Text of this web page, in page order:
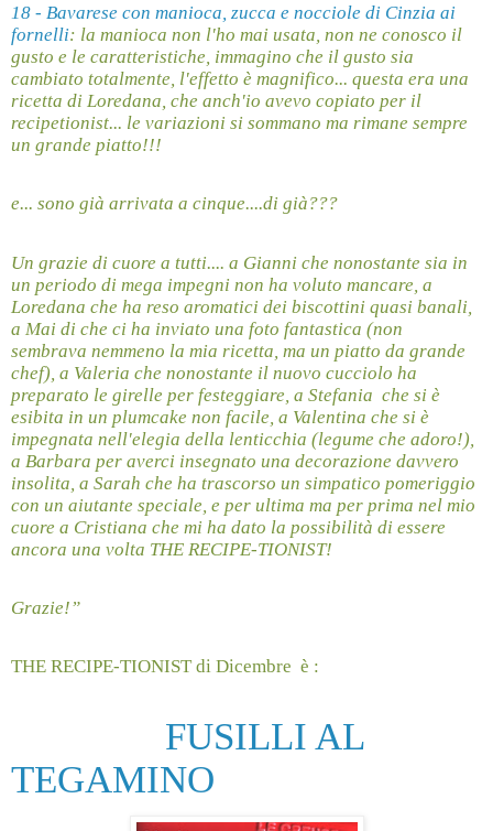
18 - Bavarese con manioca, zucca e nocciole di Cinzia ai
fornelli: la manioca non l'ho mai usata, non ne conosco il
gusto e le caratteristiche, immagino che il gusto sia
cambiato totalmente, l'effetto è magnifico... questa era una
ricetta di Loredana, che anch'io avevo copiato per il
recipetionist... le variazioni si sommano ma rimane sempre
un grande piatto!!!
e... sono già arrivata a cinque....di già???
Un grazie di cuore a tutti.... a Gianni che nonostante sia in
un periodo di mega impegni non ha voluto mancare, a
Loredana che ha reso aromatici dei biscottini quasi banali,
a Mai di che ci ha inviato una foto fantastica (non
sembrava nemmeno la mia ricetta, ma un piatto da grande
chef), a Valeria che nonostante il nuovo cucciolo ha
preparato le girelle per festeggiare, a Stefania che si è
esibita in un plumcake non facile, a Valentina che si è
impegnata nell'elegia della lenticchia (legume che adoro!),
a Barbara per averci insegnato una decorazione davvero
insolita, a Sarah che ha trascorso un simpatico pomeriggio
con un aiutante speciale, e per ultima ma per prima nel mio
cuore a Cristiana che mi ha dato la possibilità di essere
ancora una volta THE RECIPE-TIONIST!
Grazie!”
THE RECIPE-TIONIST di Dicembre è :
FUSILLI AL
TEGAMINO